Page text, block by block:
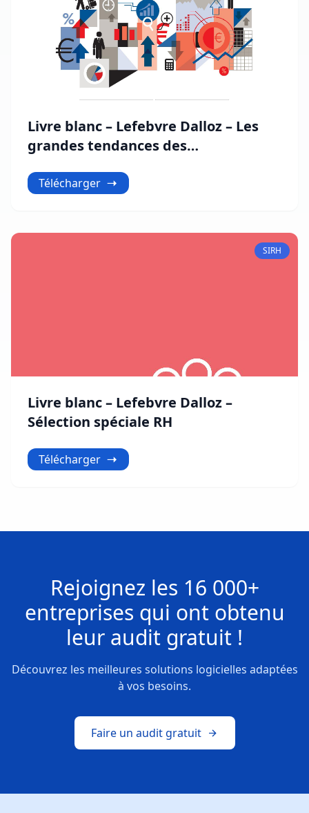
Livre blanc – Lefebvre Dalloz – Les
grandes tendances des
Télécharger
SIRH
Livre blanc – Lefebvre Dalloz –
Sélection spéciale RH
Télécharger
Rejoignez les 16 000+
entreprises qui ont obtenu
leur audit gratuit !
Découvrez les meilleures solutions logicielles adaptées
à vos besoins.
Faire un audit gratuit